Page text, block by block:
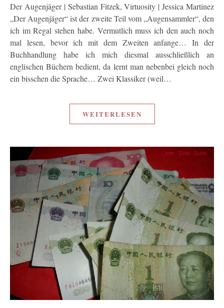
Der Augenjäger | Sebastian Fitzek, Virtuosity | Jessica Martinez
„Der Augenjäger“ ist der zweite Teil vom „Augensammler“, den
ich im Regal stehen habe. Vermutlich muss ich den auch noch
mal lesen, bevor ich mit dem Zweiten anfange… In der
Buchhandlung habe ich mich diesmal ausschließlich an
englischen Büchern bedient, da lernt man nebenbei gleich noch
ein bisschen die Sprache… Zwei Klassiker (weil…
WEITERLESEN